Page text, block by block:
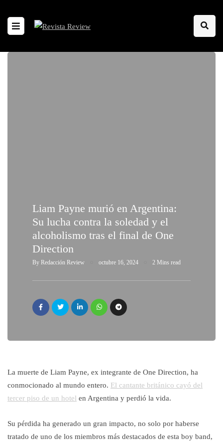
Liam Payne murió en Argentina:
Su lucha contra la soledad y el
alcoholismo tras el final de One
Direction
By Redacción Review octubre 16, 2024 2 Mins read
La muerte de Liam Payne, ex integrante de One Direction, ha
conmocionado al mundo entero. El cantante británico cayó del
tercer piso de un hotel en Argentina y perdió la vida.
Su pérdida ha generado un gran impacto, no solo por haberse
tratado de uno de los miembros más destacados de esta boy band,